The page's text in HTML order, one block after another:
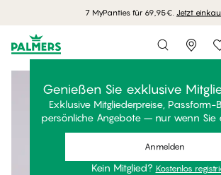
7 MyPanties für 69,95€. Jetzt
Genießen Sie exklusive
Exklusive Mitgliederpreise,
persönliche Angebote – nur wenn Sie
Anmelden
Kein Mitglied? Kostenlos